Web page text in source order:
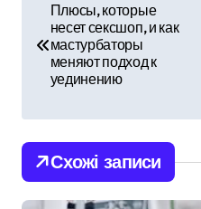
і
г
а
Плюсы, которые
несет сексшоп, и как
мастурбаторы
меняют подход к
уединению
Схожі записи